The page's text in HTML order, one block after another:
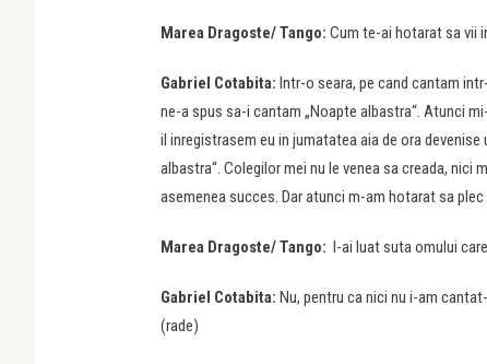
Marea Dragoste/Tango: Cum te-ai hotarat sa vii
Gabriel Cotabita: Intr-o seara, pe cand cantam
ne-a spus sa-i cantam „Noapte albastra“. Atunci
il inregistrasem eu in jumatatea aia de ora
albastra“. Colegilor mei nu le venea sa creada, nici
asemenea succes. Dar atunci m-am hotarat sa
Marea Dragoste/Tango: I-ai luat suta omului
Gabriel Cotabita: Nu, pentru ca nici nu i-am
(rade)